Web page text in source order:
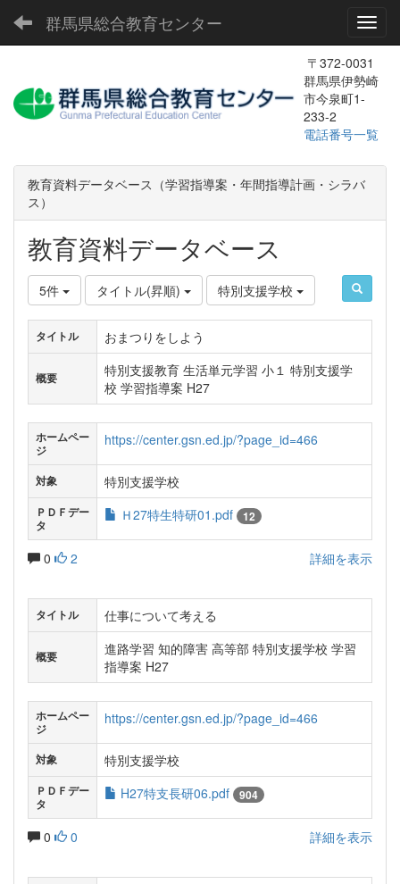
群馬県総合教育センター
〒372-0031
群馬県伊勢崎
市今泉町1-
233-2
電話番号一覧
教育資料データベース（学習指導案・年間指導計画・シラバ
ス）
教育資料データベース
5件 タイトル(昇順) 特別支援学校
タイトル おまつりをしよう
概要
特別支援教育 生活単元学習 小１ 特別支援学
校 学習指導案 H27
ホームペー
ジ
https://center.gsn.ed.jp/?page_id=466
対象 特別支援学校
ＰＤＦデー
タ
Ｈ27特生特研01.pdf 12
0 2 詳細を表示
タイトル 仕事について考える
概要
進路学習 知的障害 高等部 特別支援学校 学習
指導案 H27
ホームペー
ジ
https://center.gsn.ed.jp/?page_id=466
対象 特別支援学校
ＰＤＦデー
タ
H27特支長研06.pdf 904
0 0 詳細を表示